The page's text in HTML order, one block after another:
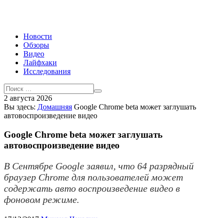
Новости
Обзоры
Видео
Лайфхаки
Исследования
2 августа 2026
Вы здесь: Домашняя Google Chrome beta может заглушать
автовоспроизведение видео
Google Chrome beta может заглушать
автовоспроизведение видео
В Сентябре Google заявил, что 64 разрядный
браузер Chrome для пользователей может
содержать авто воспроизведение видео в
фоновом режиме.